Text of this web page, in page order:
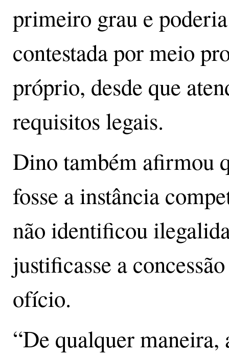
primeiro grau e
contestada por meio
próprio, desde que
requisitos legais.
Dino também afirmou
fosse a instância
não identificou
justificasse a
ofício.
“De qualquer maneira,